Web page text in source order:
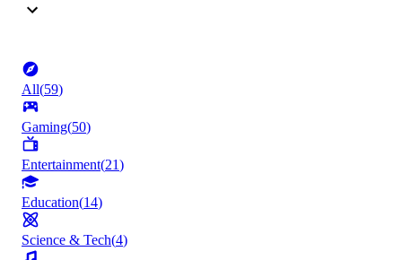
All(59)
Gaming(50)
Entertainment(21)
Education(14)
Science & Tech(4)